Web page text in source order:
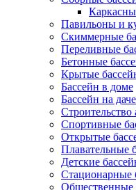
Павильоны и
Скиммерные
Переливные
Бетонные
Крытые
Бассейн в доме
Бассейн на даче
Строительство
Спортивные
Открытые
Плавательные
Детские
Стационарные
Общественные